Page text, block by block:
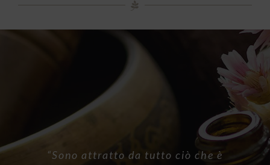
“Sono attratto da tutto ciò che è